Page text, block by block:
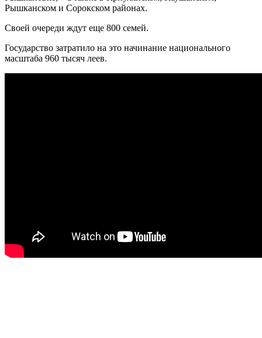
Рышканском и Сорокском районах.
Своей очереди ждут еще 800 семей.
Государство затратило на это начинание национального
масштаба 960 тысяч леев.